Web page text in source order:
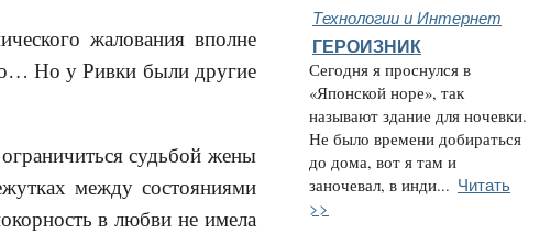
жалования вполне
Но у Ривки были другие
судьбой жены
между состояниями
в любви не имела
Технологии и Интернет
ГЕРОИЗНИК
Сегодня я проснулся в
«Японской норе», так
называют здание для ночевки.
Не было времени добираться
до дома, вот я там и
заночевал, в инди... Читать
>>